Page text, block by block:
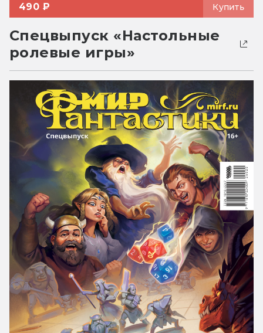
490 ₽ Купить
Спецвыпуск «Настольные
ролевые игры»